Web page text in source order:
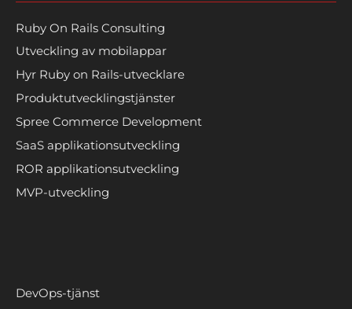
Ruby On Rails Consulting
Utveckling av mobilappar
Hyr Ruby on Rails-utvecklare
Produktutvecklingstjänster
Spree Commerce Development
SaaS applikationsutveckling
ROR applikationsutveckling
MVP-utveckling
DevOps-tjänst